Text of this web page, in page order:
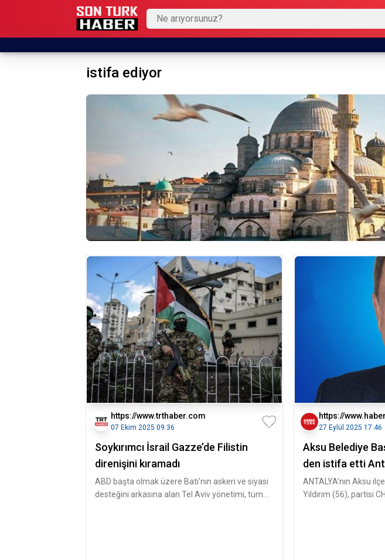
istifa ediyor
https://www.trthaber.com
07 Ekim 2025 09:36
Soykırımcı İsrail Gazze’de Filistin
direnişini kıramadı
ABD başta olmak üzere Batı’nın askeri ve siyasi
desteğini arkasına alan Tel Aviv yönetimi, tüm
https://
27 Eylül 2025 17:46
Aksu Belediye
den istifa etti
ANTALYA'nın Aksu
Yıldırım (56), partisi